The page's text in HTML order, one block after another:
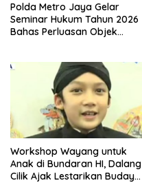
Polda Metro Jaya Gelar
Seminar Hukum Tahun 2026
Bahas Perluasan Objek
Workshop Wayang untuk
Anak di Bundaran HI, Dalang
Cilik Ajak Lestarikan Budaya